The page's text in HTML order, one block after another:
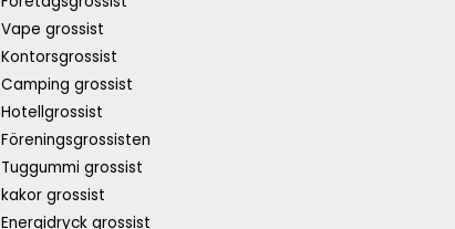
Vape grossist
Kontorsgrossist
Camping grossist
Hotellgrossist
Föreningsgrossisten
Tuggummi grossist
kakor grossist
Energidryck grossist